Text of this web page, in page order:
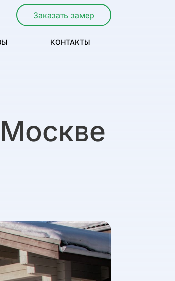
Заказать замер
КОНТАКТЫ